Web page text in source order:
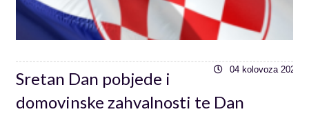
04 kolovoza 2026
Sretan Dan pobjede i
domovinske zahvalnosti te Dan